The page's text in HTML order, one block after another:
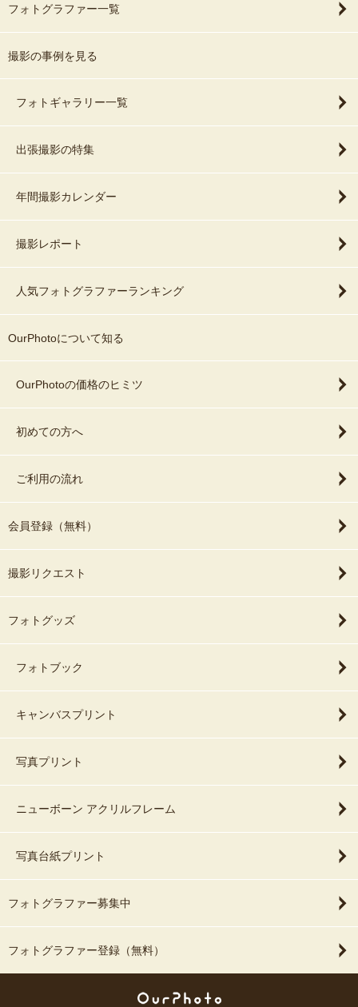
フォトグラファー一覧
撮影の事例を見る
フォトギャラリー一覧
出張撮影の特集
年間撮影カレンダー
撮影レポート
人気フォトグラファーランキング
OurPhotoについて知る
OurPhotoの価格のヒミツ
初めての方へ
ご利用の流れ
会員登録（無料）
撮影リクエスト
フォトグッズ
フォトブック
キャンバスプリント
写真プリント
ニューボーン アクリルフレーム
写真台紙プリント
フォトグラファー募集中
フォトグラファー登録（無料）